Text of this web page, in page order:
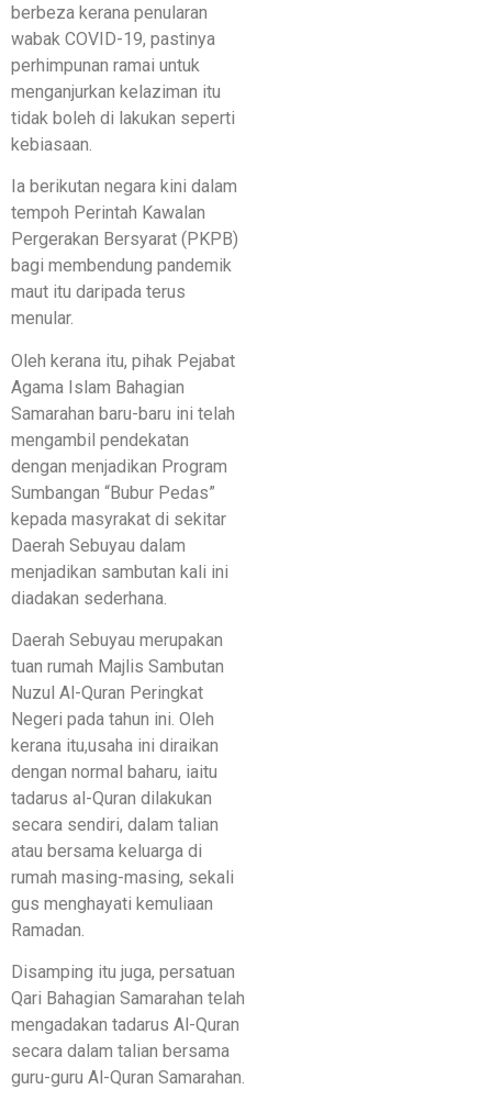
berbeza kerana penularan
wabak COVID-19, pastinya
perhimpunan ramai untuk
menganjurkan kelaziman itu
tidak boleh di lakukan seperti
kebiasaan.
Ia berikutan negara kini dalam
tempoh Perintah Kawalan
Pergerakan Bersyarat (PKPB)
bagi membendung pandemik
maut itu daripada terus
menular.
Oleh kerana itu, pihak Pejabat
Agama Islam Bahagian
Samarahan baru-baru ini telah
mengambil pendekatan
dengan menjadikan Program
Sumbangan “Bubur Pedas”
kepada masyrakat di sekitar
Daerah Sebuyau dalam
menjadikan sambutan kali ini
diadakan sederhana.
Daerah Sebuyau merupakan
tuan rumah Majlis Sambutan
Nuzul Al-Quran Peringkat
Negeri pada tahun ini. Oleh
kerana itu,usaha ini diraikan
dengan normal baharu, iaitu
tadarus al-Quran dilakukan
secara sendiri, dalam talian
atau bersama keluarga di
rumah masing-masing, sekali
gus menghayati kemuliaan
Ramadan.
Disamping itu juga, persatuan
Qari Bahagian Samarahan telah
mengadakan tadarus Al-Quran
secara dalam talian bersama
guru-guru Al-Quran Samarahan.